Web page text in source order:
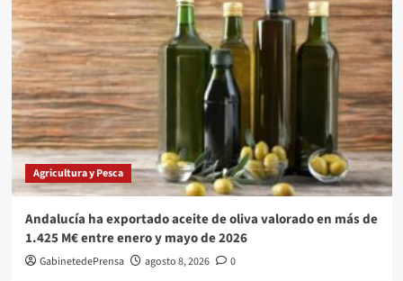
Agricultura y Pesca
Andalucía ha exportado aceite de oliva valorado en más de
1.425 M€ entre enero y mayo de 2026
GabinetedePrensa agosto 8, 2026 0